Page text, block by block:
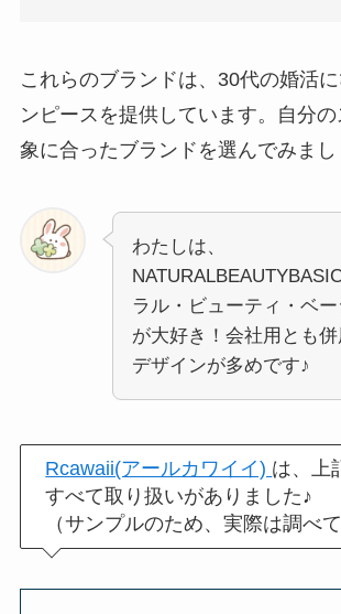
これらのブランドは、30代の婚活
ンピースを提供しています。自分
象に合ったブランドを選んでみまし
わたしは、
ラル・ビューティ・ベー
が大好き！会社用とも
デザインが多めです♪
Rcawaii(アールカワイイ) は、上
すべて取り扱いがありました♪
（サンプルのため、実際は調べ